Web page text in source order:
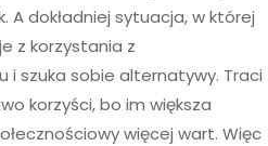
dokładniej sytuacja, w której
z korzystania z
i szuka sobie alternatywy. Traci
korzyści, bo im większa
więcej wart. Więc